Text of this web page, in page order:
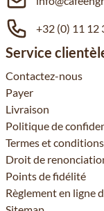
+32 (0) 11 12
Service
Contactez-nous
Payer
Livraison
Politique de
Termes et conditions
Droit de
Points de fidélité
Règlement en ligne